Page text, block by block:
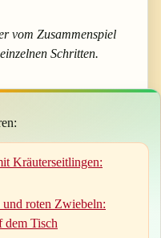
vom Zusammenspiel
Schritten.
Kräuterseitlingen:
roten Zwiebeln:
dem Tisch